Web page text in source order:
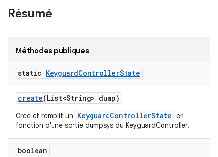
Résumé
Méthodes publiques
static KeyguardControllerState
create(List<String> dump)
Crée et remplit un KeyguardControllerState en
fonction d'une sortie dumpsys du KeyguardController.
boolean